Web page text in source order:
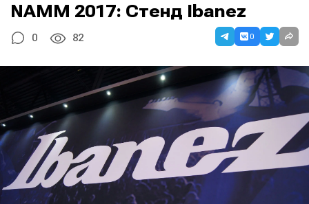
NAMM 2017: Стенд Ibanez
0 82 0